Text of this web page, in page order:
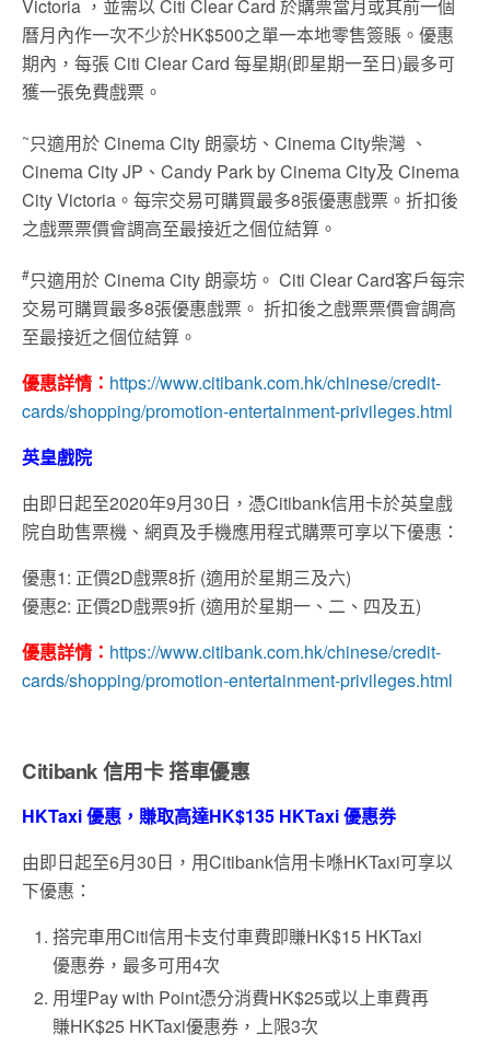
Victoria ，並需以 Citi Clear Card 於購票當月或其前一個
曆月內作一次不少於HK$500之單一本地零售簽賬。優惠
期內，每張 Citi Clear Card 每星期(即星期一至日)最多可
獲一張免費戲票。
~只適用於 Cinema City 朗豪坊、Cinema City柴灣 、
Cinema City JP、Candy Park by Cinema City及 Cinema
City Victoria。每宗交易可購買最多8張優惠戲票。折扣後
之戲票票價會調高至最接近之個位結算。
#只適用於 Cinema City 朗豪坊。 Citi Clear Card客戶每宗
交易可購買最多8張優惠戲票。 折扣後之戲票票價會調高
至最接近之個位結算。
優惠詳情： https://www.citibank.com.hk/chinese/credit-
cards/shopping/promotion-entertainment-privileges.html
英皇戲院
由即日起至2020年9月30日，憑Citibank信用卡於英皇戲
院自助售票機、網頁及手機應用程式購票可享以下優惠：
優惠1: 正價2D戲票8折 (適用於星期三及六)
優惠2: 正價2D戲票9折 (適用於星期一、二、四及五)
優惠詳情： https://www.citibank.com.hk/chinese/credit-
cards/shopping/promotion-entertainment-privileges.html
Citibank 信用卡 搭車優惠
HKTaxi 優惠，賺取高達HK$135 HKTaxi 優惠券
由即日起至6月30日，用Citibank信用卡喺HKTaxi可享以
下優惠：
搭完車用Citi信用卡支付車費即賺HK$15 HKTaxi
優惠券，最多可用4次
用埋Pay with Point憑分消費HK$25或以上車費再
賺HK$25 HKTaxi優惠券，上限3次